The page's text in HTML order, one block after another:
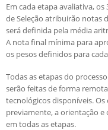
Em cada etapa avaliativa,
de Seleção atribuirão notas
será definida pela média
A nota final mínima para
os pesos definidos para
Todas as etapas do
serão feitas de forma
tecnológicos disponíveis.
previamente, a orientação e
em todas as etapas.